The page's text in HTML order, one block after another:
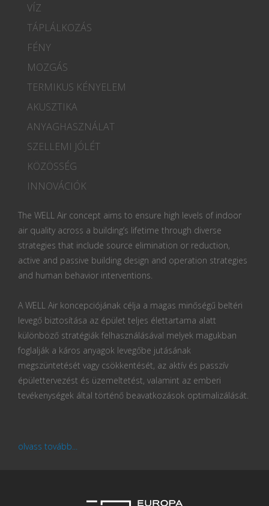
VÍZ
TÁPLÁLKOZÁS
FÉNY
MOZGÁS
TERMIKUS KÉNYELEM
AKUSZTIKA
ANYAGHASZNÁLAT
SZELLEMI JÓLÉT
KÖZÖSSÉG
INNOVÁCIÓK
The WELL Air concept aims to ensure high levels of indoor
air quality across a building’s lifetime through diverse
strategies that include source elimination or reduction,
active and passive building design and operation strategies
and human behavior interventions.
A WELL Air koncepciójának célja a magas minőségű beltéri
levegő biztosítása az épület teljes élettartama alatt
különböző stratégiák felhasználásával melyek magukban
foglalják a káros anyagok levegőbe jutásának
megszüntetését vagy csökkentését, az aktív és passzív
épülettervezést és üzemeltetést, valamint az emberi
tevékenységek által történő beavatkozások optimalizálását.
olvass tovább...